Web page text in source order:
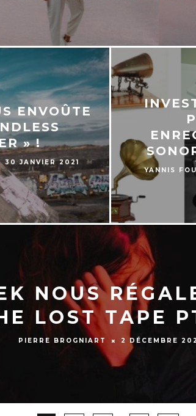
ENVOÛTE
» !
30 JANVIER 2021
YANNIS
NOUS
LOST TAPE
PIERRE BROGNIART 2 DÉCEMBRE